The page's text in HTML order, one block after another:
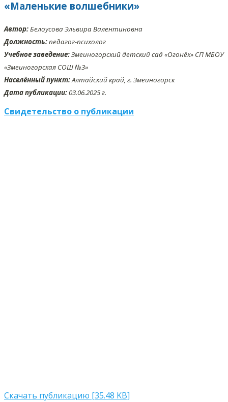
«Маленькие волшебники»
Автор:Белоусова Эльвира Валентиновна
Должность:педагог-психолог
Учебное заведение:Змеиногорский детский сад «Огонёк» СП МБОУ
«Змеиногорская СОШ №3»
Населённый пункт:Алтайский край, г. Змеиногорск
Дата публикации:03.06.2025 г.
Свидетельство о публикации
Скачать публикацию [35.48 KB]